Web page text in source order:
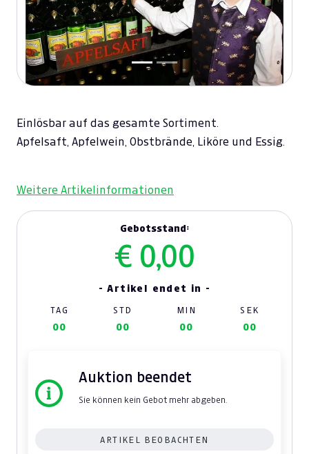
Previous Next
Einlösbar auf das gesamte Sortiment.
Apfelsaft, Apfelwein, Obstbrände, Liköre und Essig.
Weitere Artikelinformationen
Gebotsstand:
€ 0,00
- Artikel endet in -
TAG STD MIN SEK
00 00 00 00
Auktion beendet
Sie können kein Gebot mehr abgeben.
ARTIKEL BEOBACHTEN